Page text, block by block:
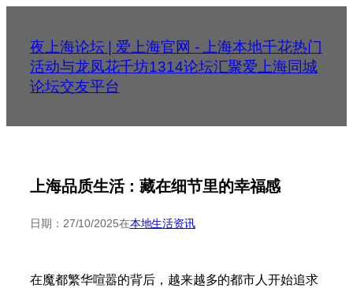
夜上海论坛 | 爱上海官网 - 上海本地千花热门
活动与龙凤花千坊1314论坛汇聚爱上海同城
论坛交友平台
上海品质生活：藏在细节里的幸福感
日期： 27/10/2025在本地生活资讯
在魔都繁华喧嚣的背后，越来越多的都市人开始追求